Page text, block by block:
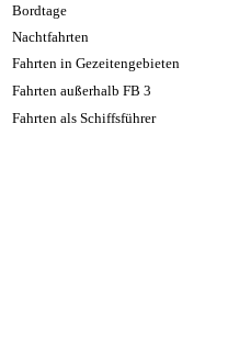
Bordtage
Nachtfahrten
Fahrten in Gezeitengebieten
Fahrten außerhalb FB 3
Fahrten als Schiffsführer